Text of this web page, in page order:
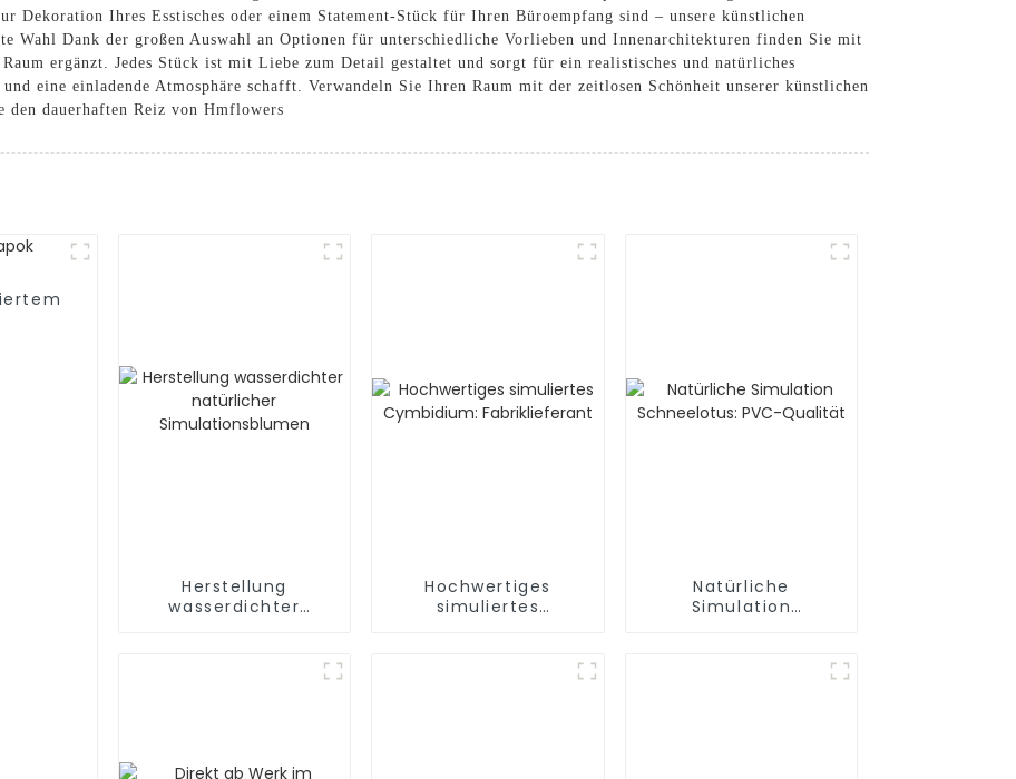
Dekoration Ihres Esstisches oder einem Statement-Stück für Ihren Büroempfang sind – unsere künstlichen
Wahl Dank der großen Auswahl an Optionen für unterschiedliche Vorlieben und Innenarchitekturen finden Sie mit
ergänzt. Jedes Stück ist mit Liebe zum Detail gestaltet und sorgt für ein realistisches und natürliches
eine einladende Atmosphäre schafft. Verwandeln Sie Ihren Raum mit der zeitlosen Schönheit unserer künstlichen
den dauerhaften Reiz von Hmflowers
Herstellung
wasserdichter
Hochwertiges
simuliertes
Natürliche
Simulation